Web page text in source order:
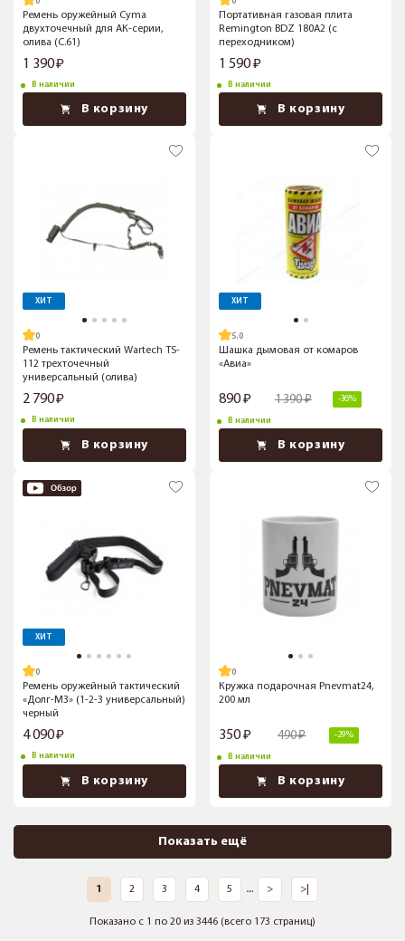
Ремень оружейный Cyma
двухточечный для АК-серии,
олива (C.61)
1 390
В наличии
В корзину
Портативная газовая плита
Remington BDZ 180A2 (с
переходником)
1 590
В наличии
В корзину
ХИТ
Ремень тактический Wartech TS-
112 трехточечный
универсальный (олива)
2 790
В наличии
В корзину
ХИТ
5.0
Шашка дымовая от комаров
«Авиа»
890 1 390 -36%
В наличии
В корзину
ХИТ
Ремень оружейный тактический
«Долг-М3» (1-2-3 универсальный)
черный
4 090
В наличии
В корзину
Кружка подарочная Pnevmat24,
200 мл
350 490 -29%
В наличии
В корзину
Показать ещё
1 2 3 4 5 .... > >|
Показано с 1 по 20 из 3446 (всего 173 страниц)